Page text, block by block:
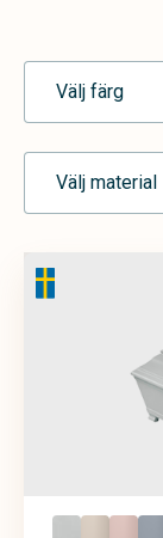
Välj färg
Välj material
Brun